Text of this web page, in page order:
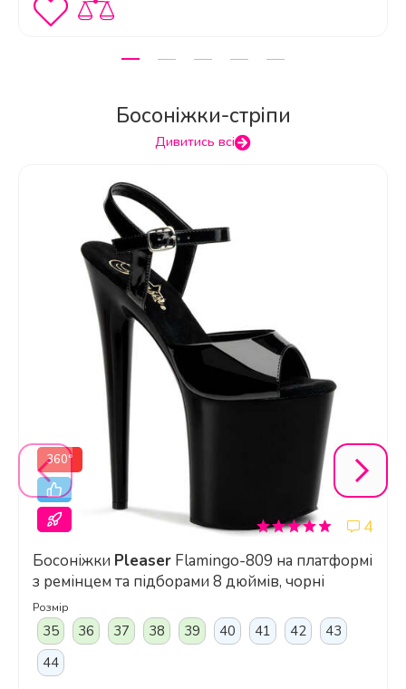
Босоніжки-стріпи
Дивитись всі
360°
4
Босоніжки Pleaser Flamingo-809 на платформі
з ремінцем та підборами 8 дюймів, чорні
Розмір
35 36 37 38 39 40 41 42
43
44